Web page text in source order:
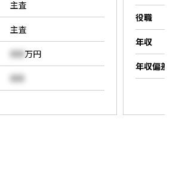
主査
主査
000 万円
000
役職
年収
年収偏差値